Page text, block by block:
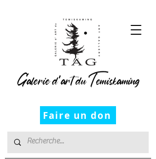
Faire un don
Galerie d’art du Temiskaming